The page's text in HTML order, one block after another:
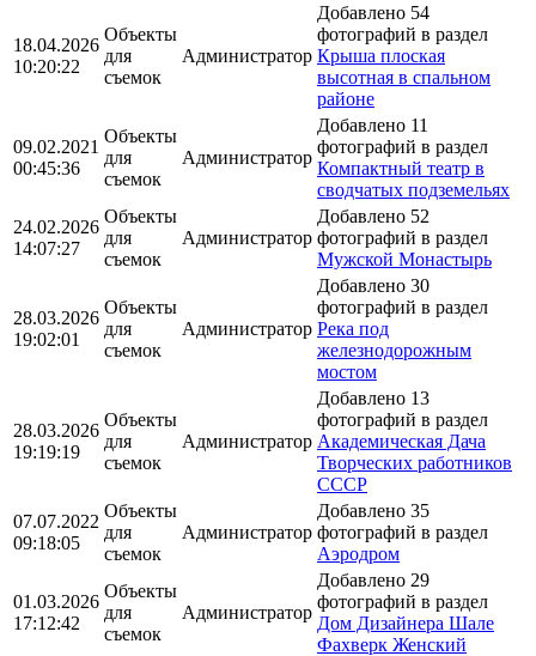
18.04.2026
10:20:22
Объекты
для
съемок
Администратор
Добавлено 54
фотографий в раздел
Крыша плоская
высотная в спальном
районе
09.02.2021
00:45:36
Объекты
для
съемок
Администратор
Добавлено 11
фотографий в раздел
Компактный театр в
сводчатых подземельях
24.02.2026
14:07:27
Объекты
для
съемок
Администратор
Добавлено 52
фотографий в раздел
Мужской Монастырь
28.03.2026
19:02:01
Объекты
для
съемок
Администратор
Добавлено 30
фотографий в раздел
Река под
железнодорожным
мостом
28.03.2026
19:19:19
Объекты
для
съемок
Администратор
Добавлено 13
фотографий в раздел
Академическая Дача
Творческих работников
СССР
07.07.2022
09:18:05
Объекты
для
съемок
Администратор
Добавлено 35
фотографий в раздел
Аэродром
01.03.2026
17:12:42
Объекты
для
съемок
Администратор
Добавлено 29
фотографий в раздел
Дом Дизайнера Шале
Фахверк Женский